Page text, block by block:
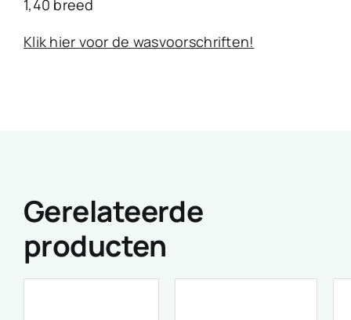
1,40 breed
Klik hier voor de wasvoorschriften!
Gerelateerde
producten